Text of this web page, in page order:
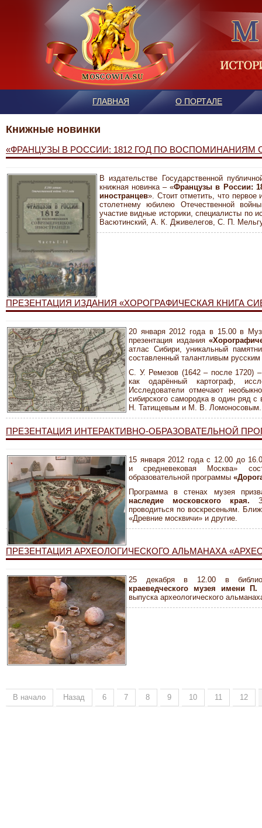
ГЛАВНАЯ О ПОРТАЛЕ
Книжные новинки
«ФРАНЦУЗЫ В РОССИИ: 1812 ГОД ПО
В издательстве Государственной
книжная новинка – «Французы в России:
иностранцев». Стоит отметить, что первое
столетнему юбилею Отечественной
участие видные историки, специалисты
Васютинский, А. К. Дживелегов, С. П.
ПРЕЗЕНТАЦИЯ ИЗДАНИЯ «ХОРОГРАФИЧЕСКАЯ КНИГА
20 января 2012 года в 15.00 в
презентация издания
атлас Сибири, уникальный
составленный талантливым
С. У. Ремезов (1642 – после 1720)
как одарённый картограф,
Исследователи отмечают
сибирского самородка в один ряд
Н. Татищевым и М. В. Ломоносовым.
ПРЕЗЕНТАЦИЯ ИНТЕРАКТИВНО-ОБРАЗОВАТЕЛЬНОЙ
15 января 2012 года с 12.00 до
и средневековая Москва»
образовательной программы
Программа в стенах музея
наследие московского края.
проводиться по воскресеньям.
«Древние москвичи» и другие.
ПРЕЗЕНТАЦИЯ АРХЕОЛОГИЧЕСКОГО АЛЬМАНАХА
25 декабря в 12.00 в
краеведческого музея имени
выпуска археологического
В начало Назад 6 7 8 9 10 11 12